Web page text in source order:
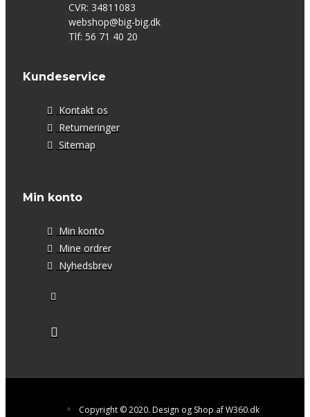
CVR: 34811083
webshop@big-big.dk
Tlf: 56 71 40 20
Kundeservice
Kontakt os
Returneringer
Sitemap
Min konto
Min konto
Mine ordrer
Nyhedsbrev
Copyright © 2020. Design og Shop af W360.dk